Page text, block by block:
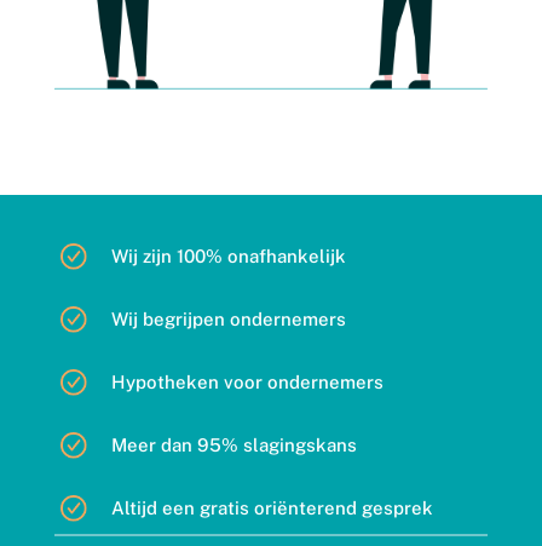
Wij zijn 100% onafhankelijk
Wij begrijpen ondernemers
Hypotheken voor ondernemers
Meer dan 95% slagingskans
Altijd een gratis oriënterend gesprek